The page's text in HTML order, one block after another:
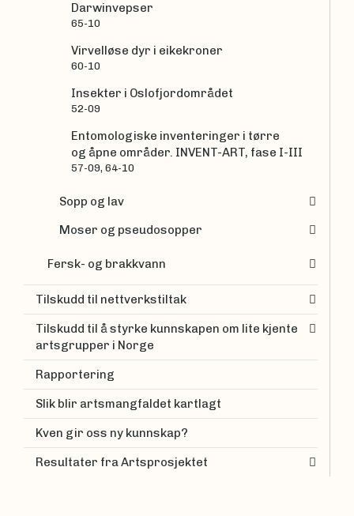
Darwinvepser
65-10
Virvelløse dyr i eikekroner
60-10
Insekter i Oslofjordområdet
52-09
Entomologiske inventeringer i tørre
og åpne områder. INVENT-ART, fase I-III
57-09, 64-10
Sopp og lav
Moser og pseudosopper
Fersk- og brakkvann
Tilskudd til nettverkstiltak
Tilskudd til å styrke kunnskapen om lite kjente
artsgrupper i Norge
Rapportering
Slik blir artsmangfaldet kartlagt
Kven gir oss ny kunnskap?
Resultater fra Artsprosjektet